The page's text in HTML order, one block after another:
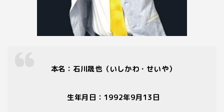
本名：石川晟也（いしかわ・せいや）
生年月日： 1992年9月 13 日